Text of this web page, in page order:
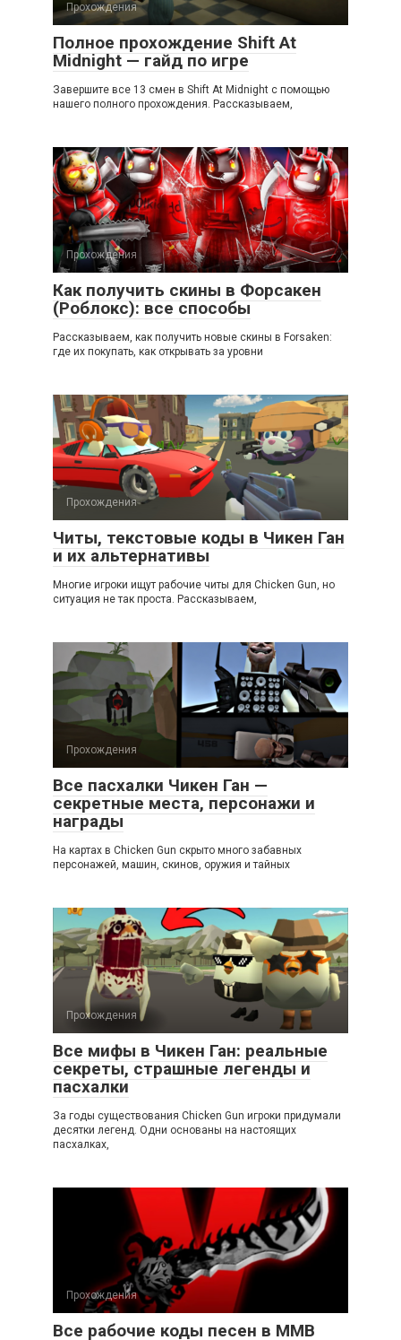
Прохождения
Полное прохождение Shift At
Midnight — гайд по игре
Завершите все 13 смен в Shift At Midnight с помощью
нашего полного прохождения. Рассказываем,
Прохождения
Как получить скины в Форсакен
(Роблокс): все способы
Рассказываем, как получить новые скины в Forsaken:
где их покупать, как открывать за уровни
Прохождения
Читы, текстовые коды в Чикен Ган
и их альтернативы
Многие игроки ищут рабочие читы для Chicken Gun, но
ситуация не так проста. Рассказываем,
Прохождения
Все пасхалки Чикен Ган —
секретные места, персонажи и
награды
На картах в Chicken Gun скрыто много забавных
персонажей, машин, скинов, оружия и тайных
Прохождения
Все мифы в Чикен Ган: реальные
секреты, страшные легенды и
пасхалки
За годы существования Chicken Gun игроки придумали
десятки легенд. Одни основаны на настоящих
пасхалках,
Прохождения
Все рабочие коды песен в ММВ